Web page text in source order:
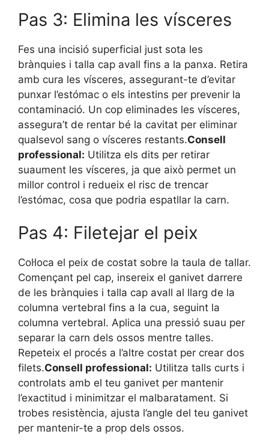
Pas 3: Elimina les vísceres
Fes una incisió superficial just sota les
brànquies i talla cap avall fins a la panxa. Retira
amb cura les vísceres, assegurant-te d’evitar
punxar l’estómac o els intestins per prevenir la
contaminació. Un cop eliminades les vísceres,
assegura’t de rentar bé la cavitat per eliminar
qualsevol sang o vísceres restants.Consell
professional: Utilitza els dits per retirar
suaument les vísceres, ja que això permet un
millor control i redueix el risc de trencar
l’estómac, cosa que podria espatllar la carn.
Pas 4: Filetejar el peix
Col·loca el peix de costat sobre la taula de tallar.
Començant pel cap, insereix el ganivet darrere
de les brànquies i talla cap avall al llarg de la
columna vertebral fins a la cua, seguint la
columna vertebral. Aplica una pressió suau per
separar la carn dels ossos mentre talles.
Repeteix el procés a l’altre costat per crear dos
filets.Consell professional: Utilitza talls curts i
controlats amb el teu ganivet per mantenir
l’exactitud i minimitzar el malbaratament. Si
trobes resistència, ajusta l’angle del teu ganivet
per mantenir-te a prop dels ossos.